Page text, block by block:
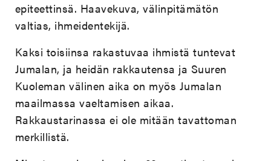
epiteettinsä. Haavekuva, välinpitämätön
valtias, ihmeidentekijä.
Kaksi toisiinsa rakastuvaa ihmistä tuntevat
Jumalan, ja heidän rakkautensa ja Suuren
Kuoleman välinen aika on myös Jumalan
maailmassa vaeltamisen aikaa.
Rakkaustarinassa ei ole mitään tavattoman
merkillistä.